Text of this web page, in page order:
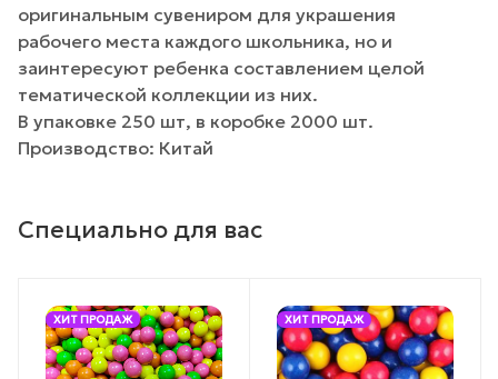
оригинальным сувениром для украшения
рабочего места каждого школьника, но и
заинтересуют ребенка составлением целой
тематической коллекции из них.
В упаковке 250 шт, в коробке 2000 шт.
Производство: Китай
Специально для вас
ХИТ ПРОДАЖ ХИТ ПРОДАЖ